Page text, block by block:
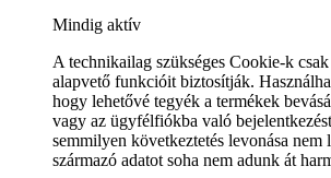
Mindig aktív
A technikailag szükséges Cookie-k
alapvető funkcióit biztosítják.
hogy lehetővé tegyék a termékek
vagy az ügyfélfiókba való
semmilyen következtetés levonása nem
származó adatot soha nem adunk át